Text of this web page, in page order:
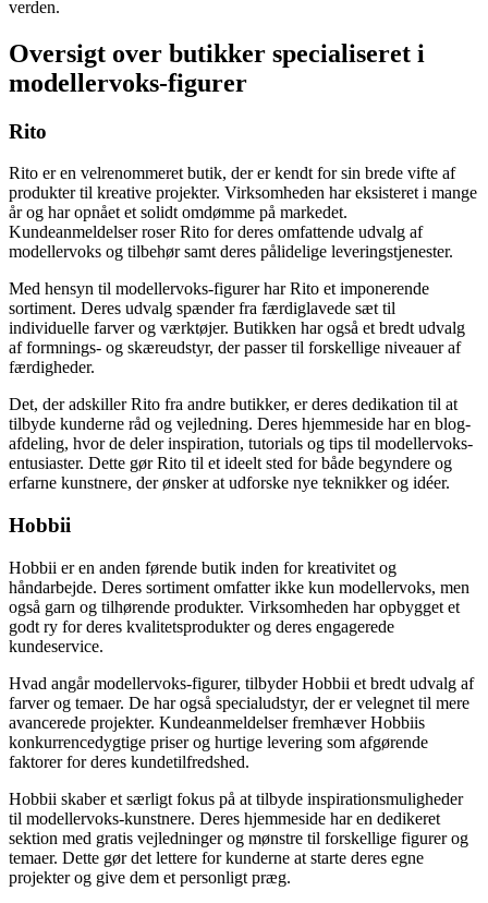
verden.
Oversigt over butikker specialiseret i
modellervoks-figurer
Rito
Rito er en velrenommeret butik, der er kendt for sin brede vifte af
produkter til kreative projekter. Virksomheden har eksisteret i mange
år og har opnået et solidt omdømme på markedet.
Kundeanmeldelser roser Rito for deres omfattende udvalg af
modellervoks og tilbehør samt deres pålidelige leveringstjenester.
Med hensyn til modellervoks-figurer har Rito et imponerende
sortiment. Deres udvalg spænder fra færdiglavede sæt til
individuelle farver og værktøjer. Butikken har også et bredt udvalg
af formnings- og skæreudstyr, der passer til forskellige niveauer af
færdigheder.
Det, der adskiller Rito fra andre butikker, er deres dedikation til at
tilbyde kunderne råd og vejledning. Deres hjemmeside har en blog-
afdeling, hvor de deler inspiration, tutorials og tips til modellervoks-
entusiaster. Dette gør Rito til et ideelt sted for både begyndere og
erfarne kunstnere, der ønsker at udforske nye teknikker og idéer.
Hobbii
Hobbii er en anden førende butik inden for kreativitet og
håndarbejde. Deres sortiment omfatter ikke kun modellervoks, men
også garn og tilhørende produkter. Virksomheden har opbygget et
godt ry for deres kvalitetsprodukter og deres engagerede
kundeservice.
Hvad angår modellervoks-figurer, tilbyder Hobbii et bredt udvalg af
farver og temaer. De har også specialudstyr, der er velegnet til mere
avancerede projekter. Kundeanmeldelser fremhæver Hobbiis
konkurrencedygtige priser og hurtige levering som afgørende
faktorer for deres kundetilfredshed.
Hobbii skaber et særligt fokus på at tilbyde inspirationsmuligheder
til modellervoks-kunstnere. Deres hjemmeside har en dedikeret
sektion med gratis vejledninger og mønstre til forskellige figurer og
temaer. Dette gør det lettere for kunderne at starte deres egne
projekter og give dem et personligt præg.